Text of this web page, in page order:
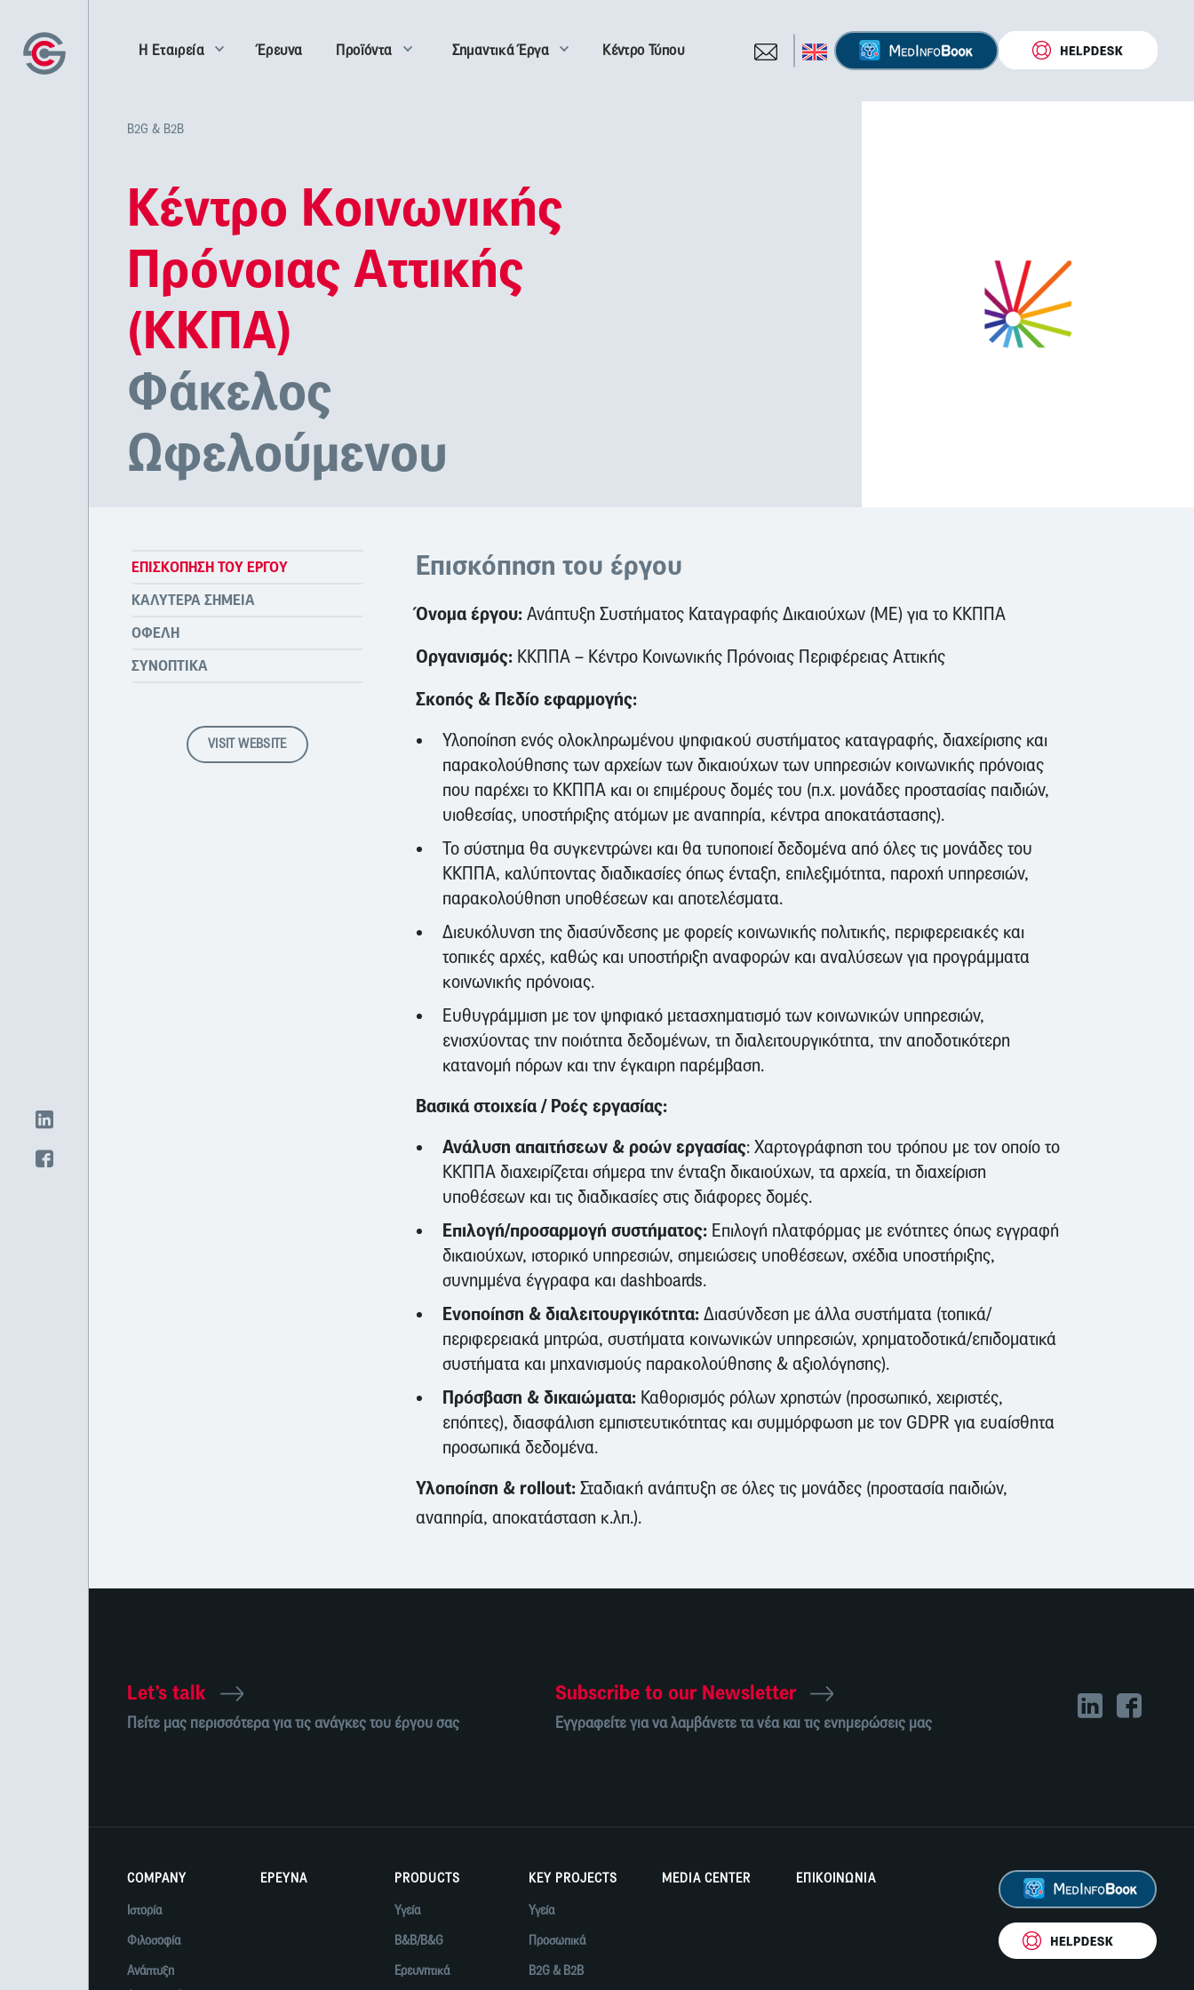
Η Εταιρεία Έρευνα Προϊόντα Σημαντικά Έργα Κέντρο Τύπου
B2G & B2B
Κέντρο Κοινωνικής
Πρόνοιας Αττικής
(ΚΚΠΑ)
Φάκελος
Ωφελούμενου
ΕΠΙΣΚΌΠΗΣΗ ΤΟΥ ΈΡΓΟΥ
ΚΑΛΎΤΕΡΑ ΣΗΜΕΊΑ
ΟΦΈΛΗ
ΣΥΝΟΠΤΙΚΆ
VISIT WEBSITE
Επισκόπηση του έργου
Όνομα έργου: Ανάπτυξη Συστήματος Καταγραφής Δικαιούχων (ΜΕ) για το ΚΚΠΠΑ
Οργανισμός: ΚΚΠΠΑ – Κέντρο Κοινωνικής Πρόνοιας Περιφέρειας Αττικής
Σκοπός & Πεδίο εφαρμογής:
Υλοποίηση ενός ολοκληρωμένου ψηφιακού συστήματος καταγραφής, διαχείρισης και
παρακολούθησης των αρχείων των δικαιούχων των υπηρεσιών κοινωνικής πρόνοιας
που παρέχει το ΚΚΠΠΑ και οι επιμέρους δομές του (π.χ. μονάδες προστασίας παιδιών,
υιοθεσίας, υποστήριξης ατόμων με αναπηρία, κέντρα αποκατάστασης).
Το σύστημα θα συγκεντρώνει και θα τυποποιεί δεδομένα από όλες τις μονάδες του
ΚΚΠΠΑ, καλύπτοντας διαδικασίες όπως ένταξη, επιλεξιμότητα, παροχή υπηρεσιών,
παρακολούθηση υποθέσεων και αποτελέσματα.
Διευκόλυνση της διασύνδεσης με φορείς κοινωνικής πολιτικής, περιφερειακές και
τοπικές αρχές, καθώς και υποστήριξη αναφορών και αναλύσεων για προγράμματα
κοινωνικής πρόνοιας.
Ευθυγράμμιση με τον ψηφιακό μετασχηματισμό των κοινωνικών υπηρεσιών,
ενισχύοντας την ποιότητα δεδομένων, τη διαλειτουργικότητα, την αποδοτικότερη
κατανομή πόρων και την έγκαιρη παρέμβαση.
Βασικά στοιχεία / Ροές εργασίας:
Ανάλυση απαιτήσεων & ροών εργασίας: Χαρτογράφηση του τρόπου με τον οποίο το
ΚΚΠΠΑ διαχειρίζεται σήμερα την ένταξη δικαιούχων, τα αρχεία, τη διαχείριση
υποθέσεων και τις διαδικασίες στις διάφορες δομές.
Επιλογή/προσαρμογή συστήματος:Επιλογή πλατφόρμας με ενότητες όπως εγγραφή
δικαιούχων, ιστορικό υπηρεσιών, σημειώσεις υποθέσεων, σχέδια υποστήριξης,
συνημμένα έγγραφα και dashboards.
Ενοποίηση & διαλειτουργικότητα:Διασύνδεση με άλλα συστήματα (τοπικά/
περιφερειακά μητρώα, συστήματα κοινωνικών υπηρεσιών, χρηματοδοτικά/επιδοματικά
συστήματα και μηχανισμούς παρακολούθησης & αξιολόγησης).
Πρόσβαση & δικαιώματα:Καθορισμός ρόλων χρηστών (προσωπικό, χειριστές,
επόπτες), διασφάλιση εμπιστευτικότητας και συμμόρφωση με τον GDPR για ευαίσθητα
προσωπικά δεδομένα.
Υλοποίηση & rollout:Σταδιακή ανάπτυξη σε όλες τις μονάδες (προστασία παιδιών,
αναπηρία, αποκατάσταση κ.λπ.).
Let’s talk
Πείτε μας περισσότερα για τις ανάγκες του έργου σας
Subscribe to our Newsletter
Εγγραφείτε για να λαμβάνετε τα νέα και τις ενημερώσεις μας
COMPANY
Ιστορία
Φιλοσοφία
Ανάπτυξη
ΕΡΕΥΝΑ PRODUCTS
Υγεία
B&B/B&G
Ερευνητικά
KEY PROJECTS
Υγεία
Προσωπικά
B2G & B2B
MEDIA CENTER ΕΠΙΚΟΙΝΩΝΙΑ